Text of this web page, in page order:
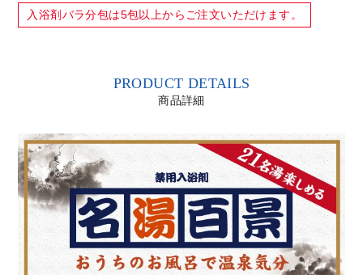
入浴剤バラ分包は5包以上からご注文いただけます。
PRODUCT DETAILS
商品詳細